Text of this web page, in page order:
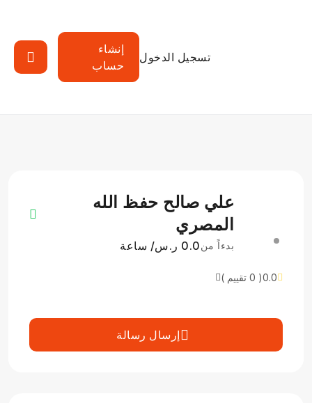
تسجيل الدخول
إنشاء
حساب
علي صالح حفظ الله
المصري
بدءاً من0.0 ر.س/ ساعة
0.0( 0 تقييم )
إرسال رسالة